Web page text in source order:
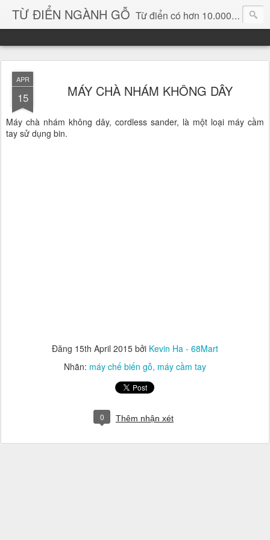
TỪ ĐIỂN NGÀNH GỖ Từ điển có hơn 10.000 từ chuyên ngành gỗ và hình ảnh, video, phần mềm chuyên ngành gỗ. chuyên dùng tìm kiếm, thông tin, vật liệu mới, sản phẩm, ý tưởng, thiết kế, sản xuất, thương mại ngành gỗ...
APR
15 MÁY CHÀ NHÁM KHÔNG DÂY
Máy chà nhám không dây, cordless sander, là một loại máy cầm
tay sử dụng bin.
Đăng 15th April 2015 bởi Kevin Ha - 68Mart
Nhãn: máy chế biến gỗ máy cầm tay
0 Thêm nhận xét